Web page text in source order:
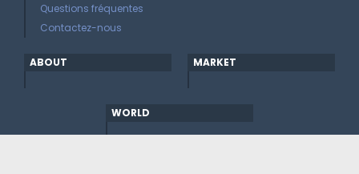
Questions fréquentes
Contactez-nous
ABOUT MARKET
WORLD